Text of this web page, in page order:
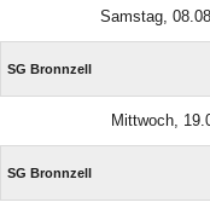
Samstag,
SG Bronnzell
Mittwoch,
SG Bronnzell